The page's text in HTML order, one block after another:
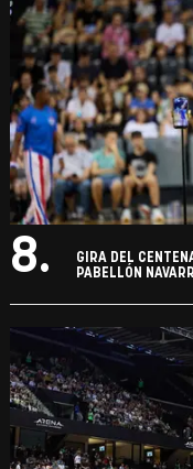
8.
GIRA DEL
PABELLÓN